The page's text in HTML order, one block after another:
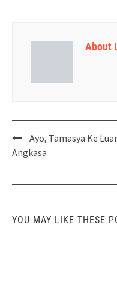
About
Post
navigation
Ayo, Tamasya Ke Luar
Angkasa
YOU MAY LIKE THESE